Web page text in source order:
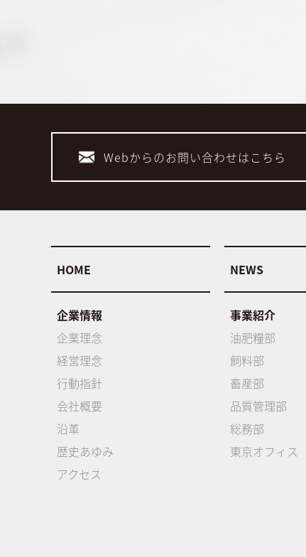
Webからのお問い合わせはこちら
HOME
企業情報
企業理念
経営理念
行動指針
会社概要
沿革
歴史あゆみ
アクセス
NEWS
事業紹介
油肥糧部
飼料部
畜産部
品質管理部
総務部
東京オフィス